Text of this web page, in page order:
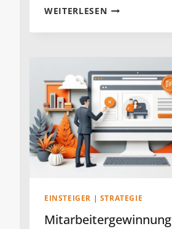
WEITERLESENAPPS
TOOLS
AUSSENDIENST
EINSTEIGER | STRATEGIE
Mitarbeitergewinnung